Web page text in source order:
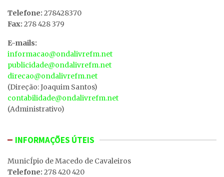
Telefone: 278428370
Fax: 278 428 379
E-mails:
informacao@ondalivrefm.net
publicidade@ondalivrefm.net
direcao@ondalivrefm.net
(Direção: Joaquim Santos)
contabilidade@ondalivrefm.net
(Administrativo)
INFORMAÇÕES ÚTEIS
MunicÍpio de Macedo de Cavaleiros
Telefone: 278 420 420